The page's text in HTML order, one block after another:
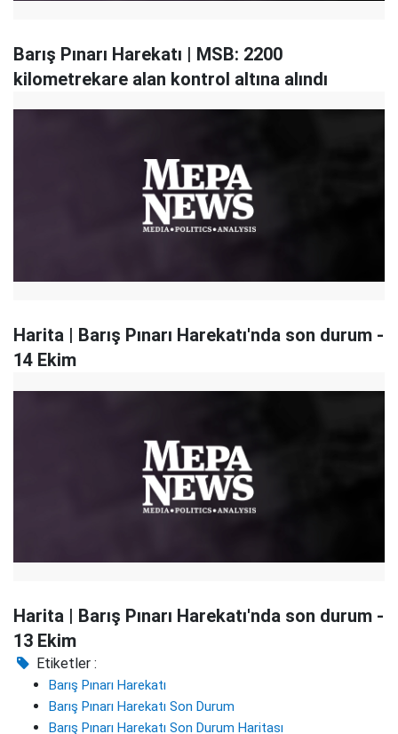
Barış Pınarı Harekatı | MSB: 2200
kilometrekare alan kontrol altına alındı
Harita | Barış Pınarı Harekatı'nda son durum -
14 Ekim
Harita | Barış Pınarı Harekatı'nda son durum -
13 Ekim
Etiketler :
Barış Pınarı Harekatı
Barış Pınarı Harekatı Son Durum
Barış Pınarı Harekatı Son Durum Haritası